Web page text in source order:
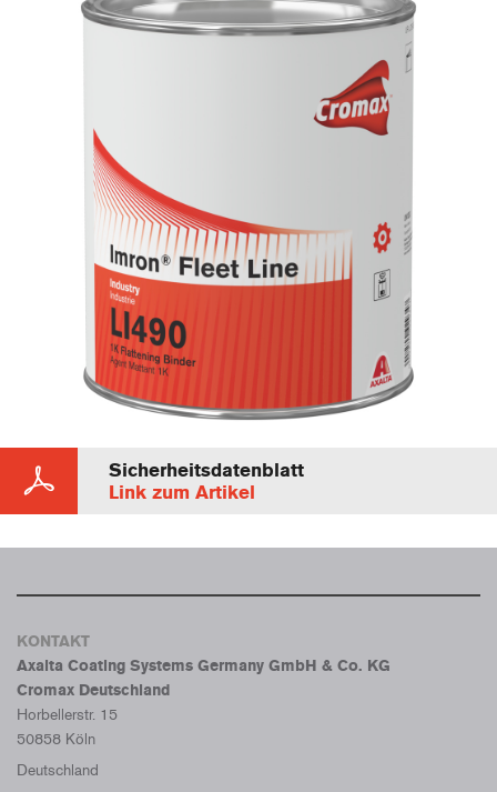
Sicherheitsdatenblatt
Link zum Artikel
KONTAKT
Axalta Coating Systems Germany GmbH & Co. KG
Cromax Deutschland
Horbellerstr. 15
50858 Köln
Deutschland